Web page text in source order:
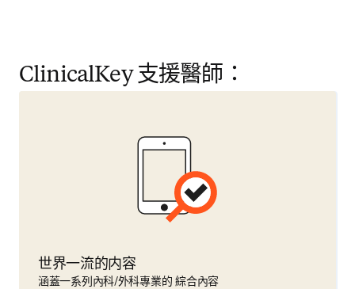
ClinicalKey 支援醫師：
世界一流的内容
涵蓋一系列內科/外科專業的 綜合內容